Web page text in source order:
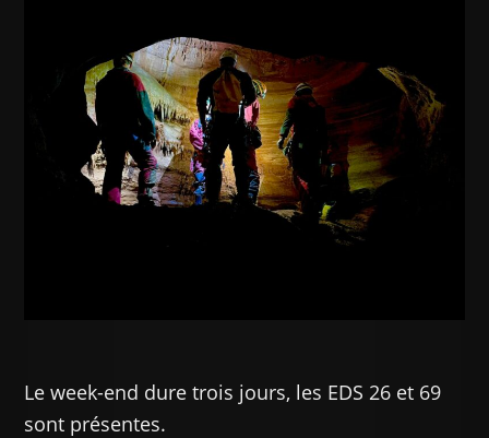
Le week-end dure trois jours, les EDS 26 et 69
sont présentes.